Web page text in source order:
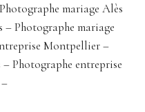
Photographe mariage Alès
–Photographe mariage
Montpellier–
–Photographe entreprise
–